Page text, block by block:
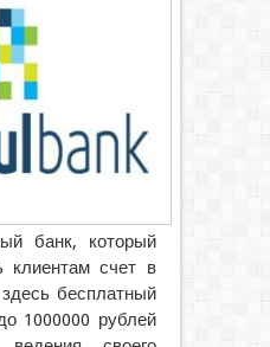
банк, который
клиентам счет в
бесплатный
1000000 рублей